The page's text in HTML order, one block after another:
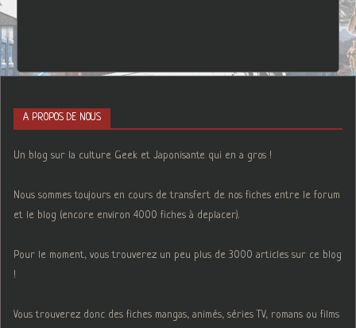
A PROPOS DE NOUS
Un blog sur la culture Geek et Japonisante qui en a gros !
Nous sommes toujours en cours de transfert de nos fiches entre le forum
et le blog (encore environ 4000 fiches à deplacer).
Pour le moment, vous trouverez un peu plus de 3000 articles sur ce blog
!
Vous trouverez donc des fiches mangas, animés, séries TV, romans ou films